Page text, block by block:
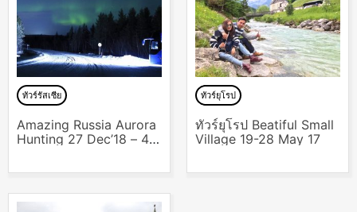
ทัวร์รัสเซีย
Amazing Russia Aurora
Hunting 27 Dec’18 – 4
ทัวร์ยุโรป
ทัวร์ยุโรป Beatiful Small
Village 19-28 May 17